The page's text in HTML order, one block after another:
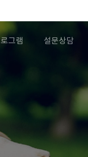
그램 설문상담